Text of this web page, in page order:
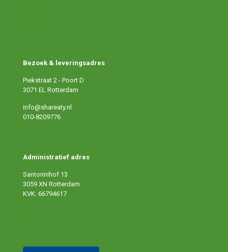
Bezoek & leveringsadres
Piekstraat 2 - Poort D
3071 EL Rotterdam
info@shareaty.nl
010-8209776
Administratief adres
Santorinihof 13
3059 XN Rotterdam
KVK: 66794617